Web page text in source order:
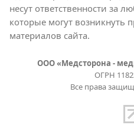
несут ответственности за
которые могут возникнуть
материалов сайта.
ООО «Медсторона -
ОГРН
Все права